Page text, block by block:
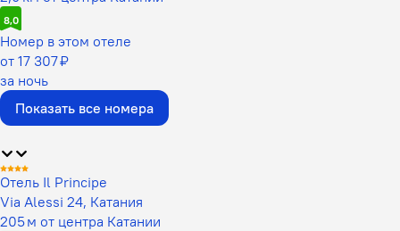
8,0
Номер в этом отеле
от 17 307 ₽
за ночь
Показать все номера
Отель Il Principe
Via Alessi 24, Катания
205 м от центра Катании